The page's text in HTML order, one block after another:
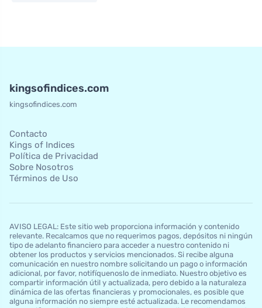
kingsofindices.com
kingsofindices.com
Contacto
Kings of Indices
Política de Privacidad
Sobre Nosotros
Términos de Uso
AVISO LEGAL: Este sitio web proporciona información y contenido
relevante. Recalcamos que no requerimos pagos, depósitos ni ningún
tipo de adelanto financiero para acceder a nuestro contenido ni
obtener los productos y servicios mencionados. Si recibe alguna
comunicación en nuestro nombre solicitando un pago o información
adicional, por favor, notifíquenoslo de inmediato. Nuestro objetivo es
compartir información útil y actualizada, pero debido a la naturaleza
dinámica de las ofertas financieras y promocionales, es posible que
alguna información no siempre esté actualizada. Le recomendamos